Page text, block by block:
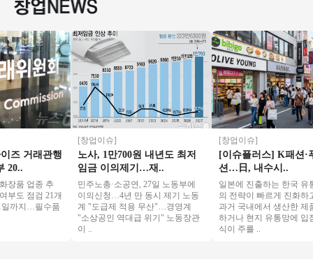
거래관행
품 업종 추
점검 21개
지…필수품
[창업이슈]
노사, 1만700원 내년도 최저
임금 이의제기…재..
민주노총·소공연, 27일 노동부에
이의신청…4년 만 동시 제기 노동
계 "도급제 적용 무산"…경영계
"소상공인 역대급 위기" 노동장관
이 ..
[창업이슈]
[이슈플러스] K패션·푸
션…日, 내수시..
일본에 진출하는 한국 유통
의 전략이 빠르게 진화하고
과거 국내에서 생산한 제품
하거나 현지 유통망에 입점
식이 주를 ..